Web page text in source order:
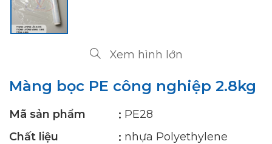
Xem hình lớn
Màng bọc PE công nghiệp 2.8kg
Mã sản phẩm
PE28
Chất liệu
nhựa Polyethylene